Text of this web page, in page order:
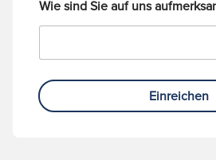
Wie sind Sie auf uns
Einreichen